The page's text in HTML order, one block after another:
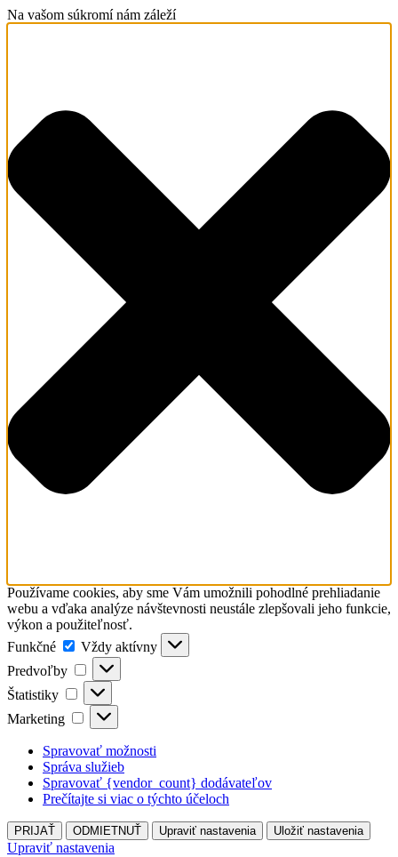
Na vašom súkromí nám záleží
Používame cookies, aby sme Vám umožnili pohodlné prehliadanie
webu a vďaka analýze návštevnosti neustále zlepšovali jeho funkcie,
výkon a použiteľnosť.
Funkčné
Funkčné
Vždy aktívny
Predvoľby
Predvoľby
Štatistiky Štatistiky
Marketing Marketing
Spravovať možnosti
Správa služieb
Spravovať {vendor_count} dodávateľov
Prečítajte si viac o týchto účeloch
PRIJAŤ ODMIETNUŤ Upraviť nastavenia Uložiť nastavenia
Upraviť nastavenia